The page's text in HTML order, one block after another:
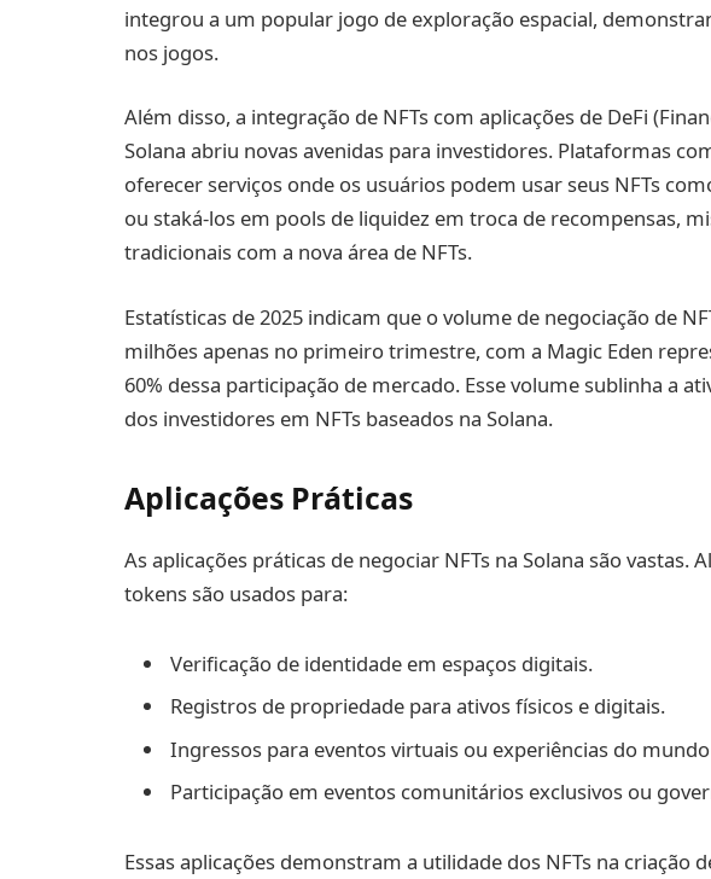
integrou a um popular jogo de exploração espacial,
nos jogos.
Além disso, a integração de NFTs com aplicações de DeFi
Solana abriu novas avenidas para investidores. Plataformas
oferecer serviços onde os usuários podem usar seus NFTs
ou staká-los em pools de liquidez em troca de recompensas,
tradicionais com a nova área de NFTs.
Estatísticas de 2025 indicam que o volume de negociação de
milhões apenas no primeiro trimestre, com a Magic Eden
60% dessa participação de mercado. Esse volume sublinha a
dos investidores em NFTs baseados na Solana.
Aplicações Práticas
As aplicações práticas de negociar NFTs na Solana são vastas.
tokens são usados para:
Verificação de identidade em espaços digitais.
Registros de propriedade para ativos físicos e digitais.
Ingressos para eventos virtuais ou experiências do
Participação em eventos comunitários exclusivos ou
Essas aplicações demonstram a utilidade dos NFTs na criação